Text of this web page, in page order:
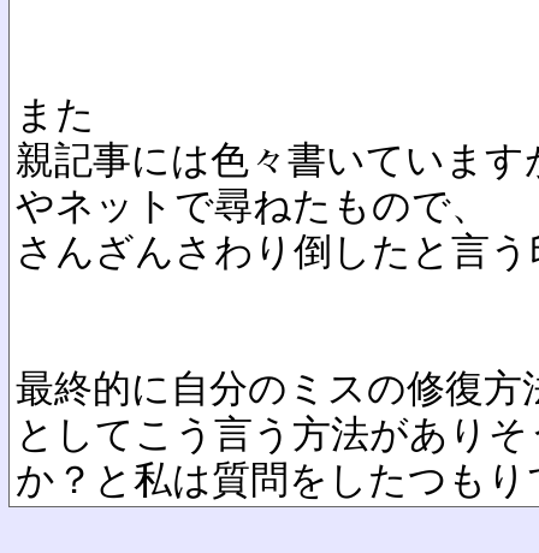
また
親記事には色々書いていま
やネットで尋ねたもので、
さんざんさわり倒したと言
最終的に自分のミスの修復
としてこう言う方法があり
か？と私は質問をしたつもり